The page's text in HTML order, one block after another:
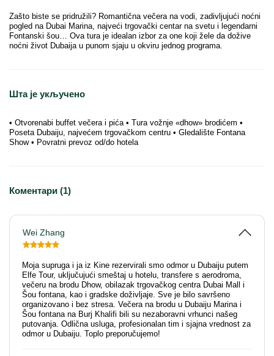
Zašto biste se pridružili? Romantična večera na vodi, zadivljujući noćni
pogled na Dubai Marina, najveći trgovački centar na svetu i legendarni
Fontanski šou… Ova tura je idealan izbor za one koji žele da dožive
noćni život Dubaija u punom sjaju u okviru jednog programa.
Шта је укључено
• Otvorenabi buffet večera i pića • Tura vožnje «dhow» brodićem •
Poseta Dubaiju, najvećem trgovačkom centru • Gledalište Fontana
Show • Povratni prevoz od/do hotela
Коментари (1)
Wei Zhang
Moja supruga i ja iz Kine rezervirali smo odmor u Dubaiju putem
Elfe Tour, uključujući smeštaj u hotelu, transfere s aerodroma,
večeru na brodu Dhow, obilazak trgovačkog centra Dubai Mall i
Šou fontana, kao i gradske doživljaje. Sve je bilo savršeno
organizovano i bez stresa. Večera na brodu u Dubaiju Marina i
Šou fontana na Burj Khalifi bili su nezaboravni vrhunci našeg
putovanja. Odlična usluga, profesionalan tim i sjajna vrednost za
odmor u Dubaiju. Toplo preporučujemo!